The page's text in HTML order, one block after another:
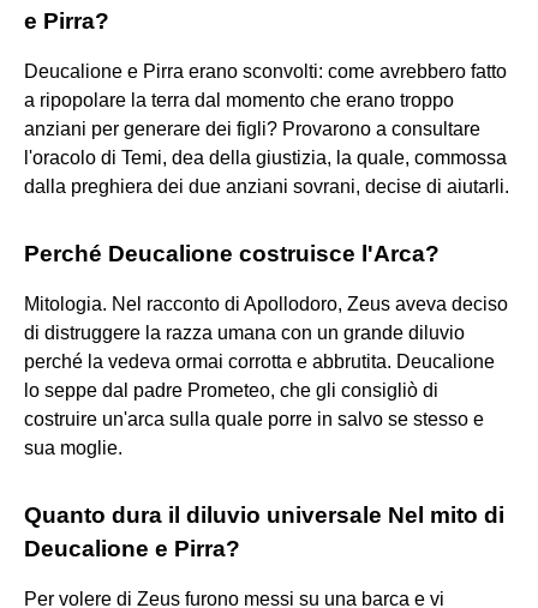
e Pirra?
Deucalione e Pirra erano sconvolti: come avrebbero fatto
a ripopolare la terra dal momento che erano troppo
anziani per generare dei figli? Provarono a consultare
l'oracolo di Temi, dea della giustizia, la quale, commossa
dalla preghiera dei due anziani sovrani, decise di aiutarli.
Perché Deucalione costruisce l'Arca?
Mitologia. Nel racconto di Apollodoro, Zeus aveva deciso
di distruggere la razza umana con un grande diluvio
perché la vedeva ormai corrotta e abbrutita. Deucalione
lo seppe dal padre Prometeo, che gli consigliò di
costruire un'arca sulla quale porre in salvo se stesso e
sua moglie.
Quanto dura il diluvio universale Nel mito di
Deucalione e Pirra?
Per volere di Zeus furono messi su una barca e vi